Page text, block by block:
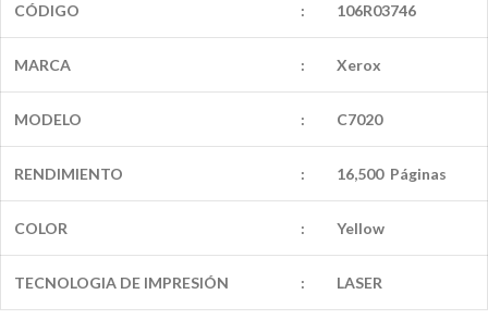
CÓDIGO : 106R03746
MARCA : Xerox
MODELO : C7020
RENDIMIENTO : 16,500 Páginas
COLOR : Yellow
TECNOLOGIA DE IMPRESIÓN : LASER